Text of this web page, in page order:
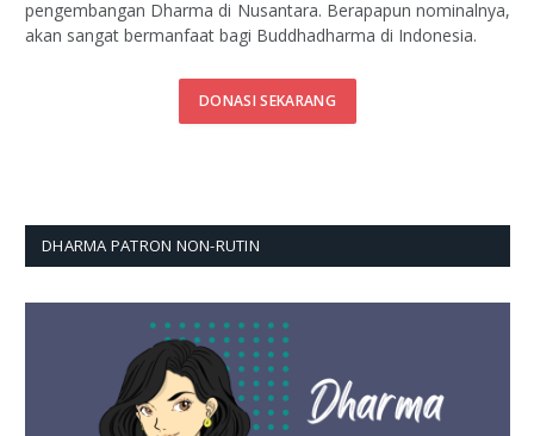
pengembangan Dharma di Nusantara. Berapapun nominalnya,
akan sangat bermanfaat bagi Buddhadharma di Indonesia.
DONASI SEKARANG
DHARMA PATRON NON-RUTIN